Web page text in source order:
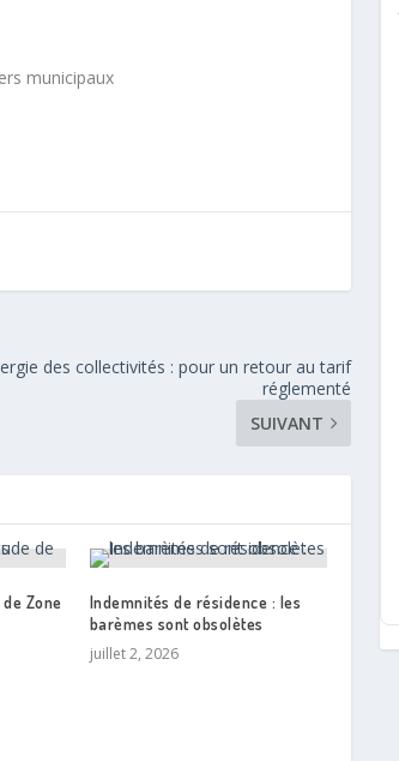
municipaux
des collectivités : pour un retour au tarif
réglementé
SUIVANT
Zone
Indemnités de résidence : les
barèmes sont obsolètes
juillet 2, 2026